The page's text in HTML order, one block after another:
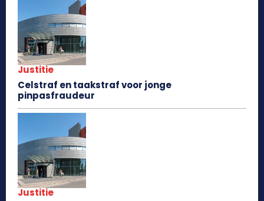
Justitie
Celstraf en taakstraf voor jonge
pinpasfraudeur
Justitie